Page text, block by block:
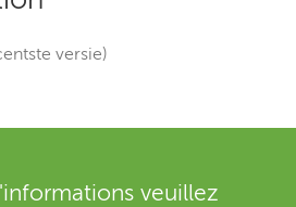
versie)
veuillez